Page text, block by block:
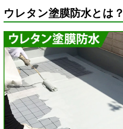
ウレタン塗膜防水とは？